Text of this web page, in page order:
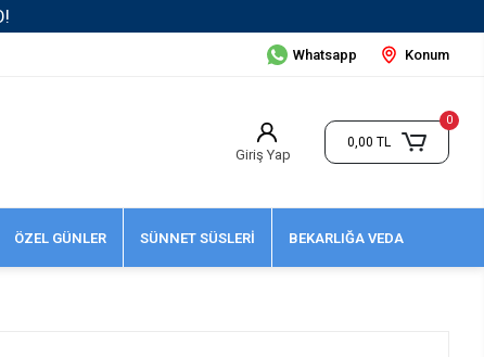
Whatsapp Konum
Giriş Yap
0
0,00 TL
ÖZEL GÜNLER SÜNNET SÜSLERİ BEKARLIĞA VEDA